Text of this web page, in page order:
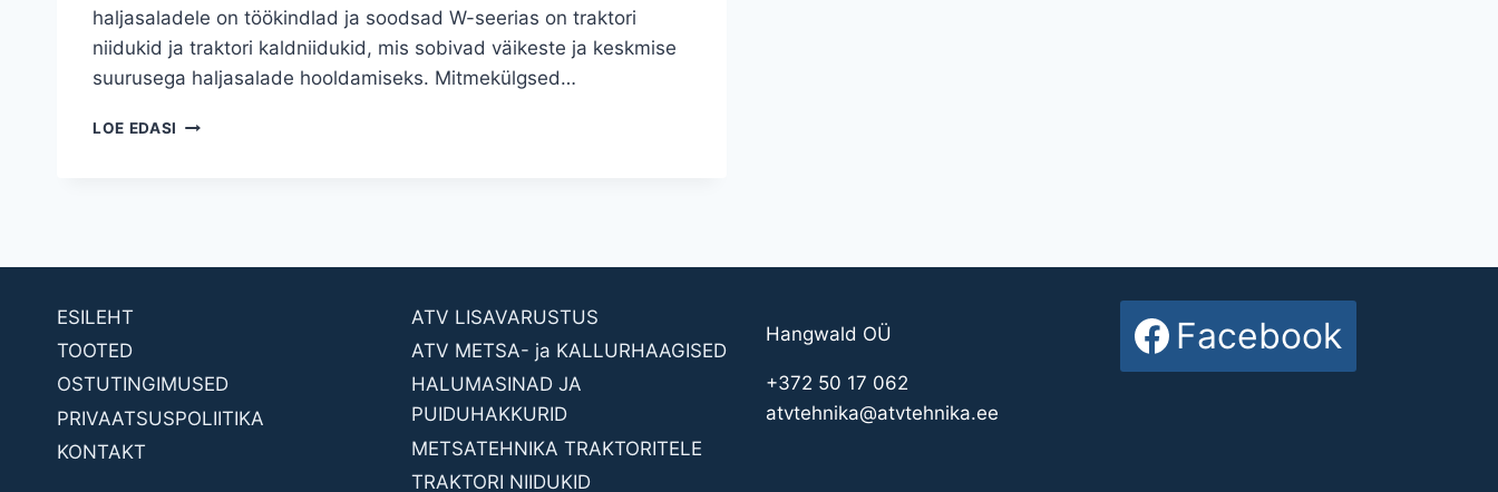
haljasaladele on töökindlad ja soodsad W-seerias on traktori
niidukid ja traktori kaldniidukid, mis sobivad väikeste ja keskmise
suurusega haljasalade hooldamiseks. Mitmekülgsed…
LOE EDASI ROHUMAA
ESILEHT
TOOTED
OSTUTINGIMUSED
PRIVAATSUSPOLIITIKA
KONTAKT
ATV LISAVARUSTUS
ATV METSA- ja KALLURHAAGISED
HALUMASINAD JA
PUIDUHAKKURID
METSATEHNIKA TRAKTORITELE
TRAKTORI NIIDUKID
Hangwald OÜ
+372 50 17 062
atvtehnika@atvtehnika.ee
Facebook